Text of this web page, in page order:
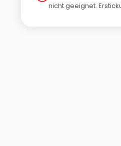
nicht geeignet.